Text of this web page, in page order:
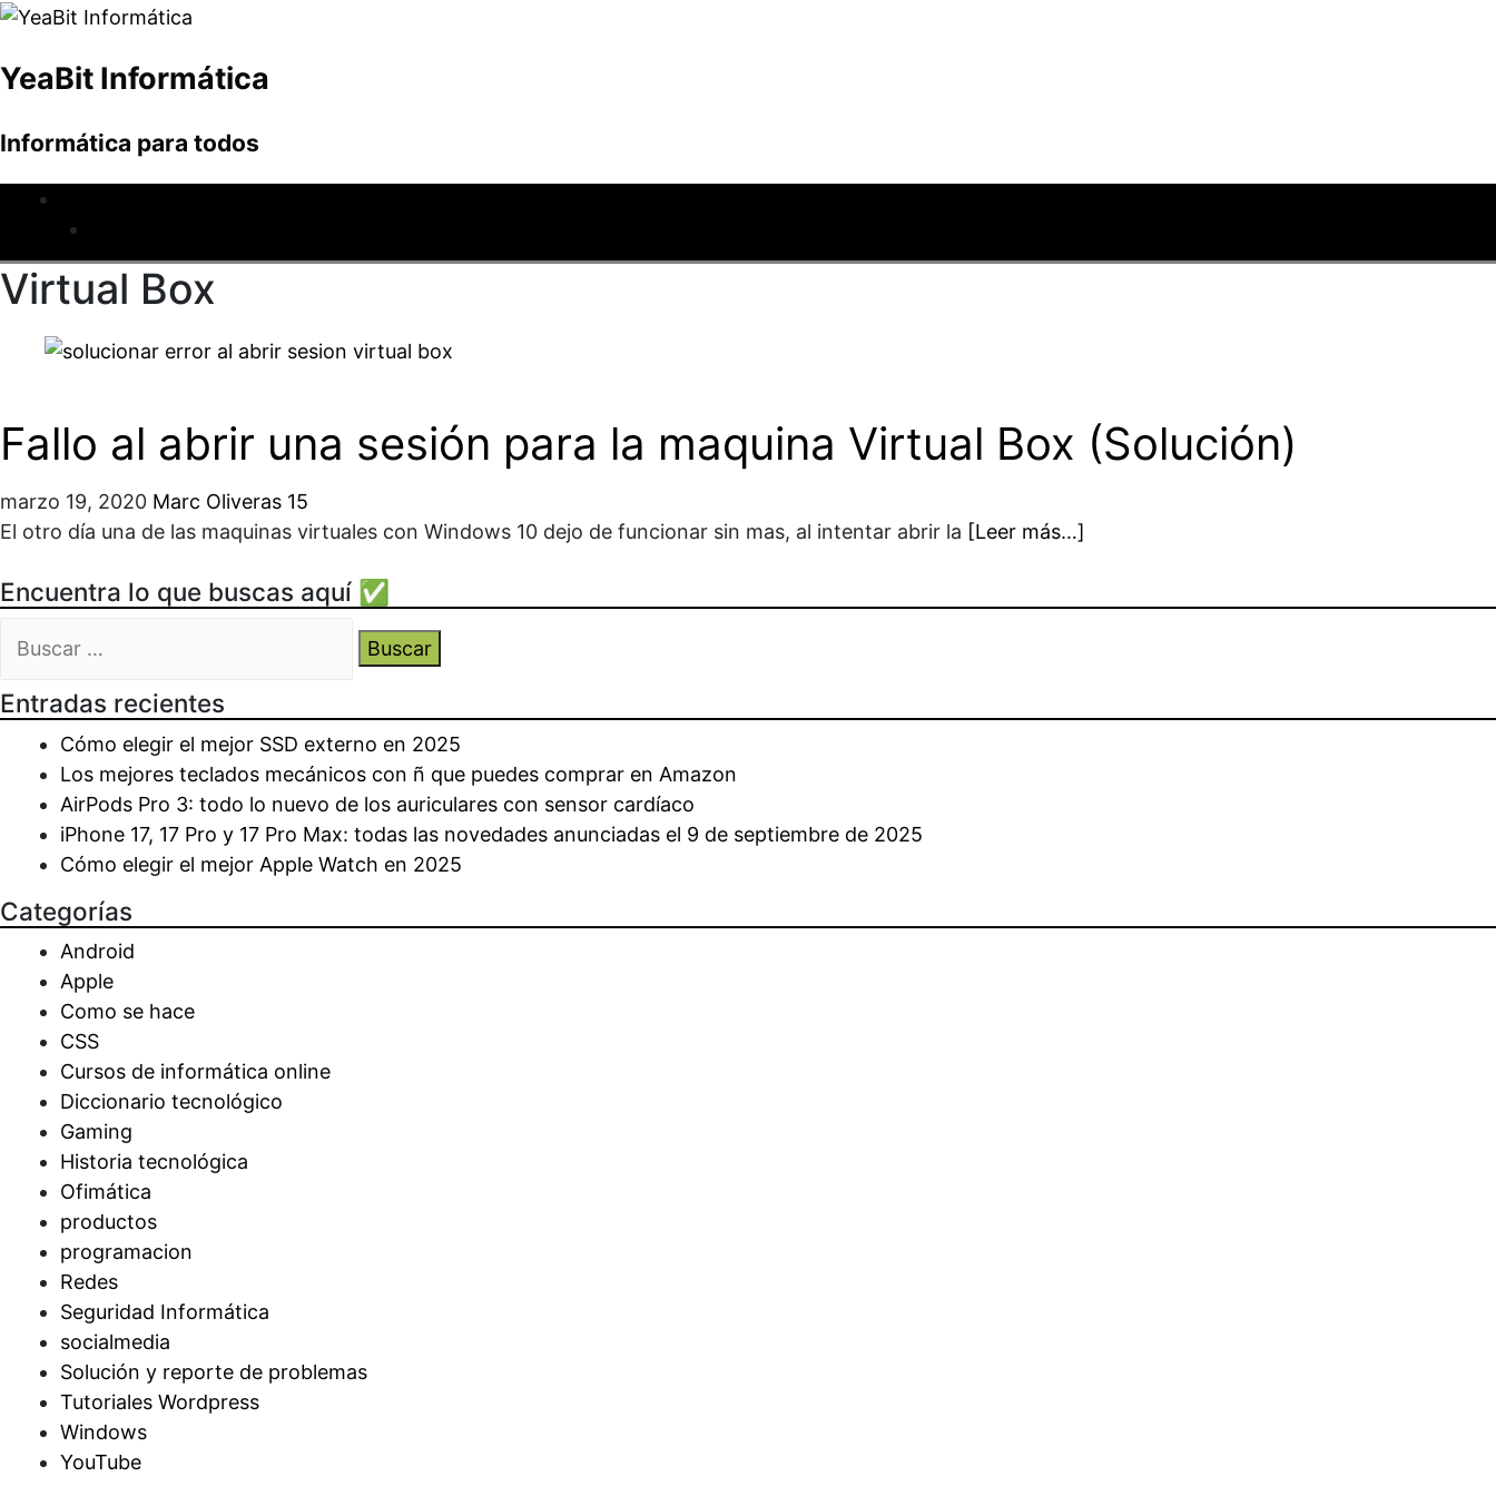
YeaBit Informática
Informática para todos
Virtual Box
Fallo al abrir una sesión para la maquina Virtual Box (Solución)
marzo 19, 2020 Marc Oliveras 15
El otro día una de las maquinas virtuales con Windows 10 dejo de funcionar sin mas, al intentar abrir la [Leer más…]
Encuentra lo que buscas aquí ✅
Entradas recientes
Cómo elegir el mejor SSD externo en 2025
Los mejores teclados mecánicos con ñ que puedes comprar en Amazon
AirPods Pro 3: todo lo nuevo de los auriculares con sensor cardíaco
iPhone 17, 17 Pro y 17 Pro Max: todas las novedades anunciadas el 9 de septiembre de 2025
Cómo elegir el mejor Apple Watch en 2025
Categorías
Android
Apple
Como se hace
CSS
Cursos de informática online
Diccionario tecnológico
Gaming
Historia tecnológica
Ofimática
productos
programacion
Redes
Seguridad Informática
socialmedia
Solución y reporte de problemas
Tutoriales Wordpress
Windows
YouTube